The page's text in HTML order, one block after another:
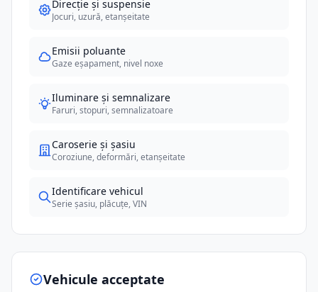
Direcție și suspensie
Jocuri, uzură, etanșeitate
Emisii poluante
Gaze eșapament, nivel noxe
Iluminare și semnalizare
Faruri, stopuri, semnalizatoare
Caroserie și șasiu
Coroziune, deformări, etanșeitate
Identificare vehicul
Serie șasiu, plăcuțe, VIN
Vehicule acceptate